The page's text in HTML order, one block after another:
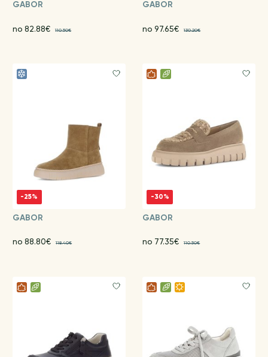
GABOR
no 82.88€ 110.50€
GABOR
no 97.65€ 130.20€
-25%
GABOR
no 88.80€ 118.40€
-30%
GABOR
no 77.35€ 110.50€